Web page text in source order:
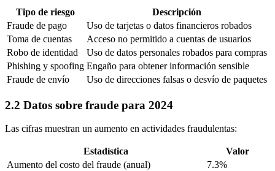
Tipo de riesgo
Descripción
Fraude de pago
Uso de tarjetas o datos financieros robados
Toma de cuentas
Acceso no permitido a cuentas de usuarios
Robo de identidad
Uso de datos personales robados para compras
Phishing y spoofing Engaño para obtener información sensible
Fraude de envío
Uso de direcciones falsas o desvío de paquetes
2.2 Datos sobre fraude para 2024
Las cifras muestran un aumento en actividades fraudulentas:
Estadística
Valor
Aumento del costo del fraude (anual)
7.3%